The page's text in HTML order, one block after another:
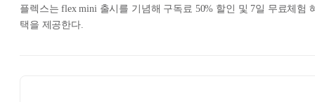
플렉스는 flex mini 출시를 기념해 구독료 50% 할인 및 7일 무료체험
택을 제공한다.